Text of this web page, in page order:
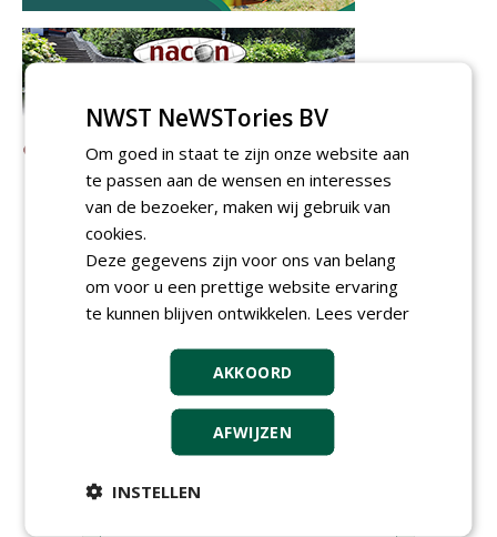
Meld je aan voor onze digitale
NWST NeWSTories BV
Om goed in staat te zijn onze website aan
te passen aan de wensen en interesses
van de bezoeker, maken wij gebruik van
cookies.
Deze gegevens zijn voor ons van belang
om voor u een prettige website ervaring
te kunnen blijven ontwikkelen. Lees verder
AKKOORD
AFWIJZEN
INSTELLEN